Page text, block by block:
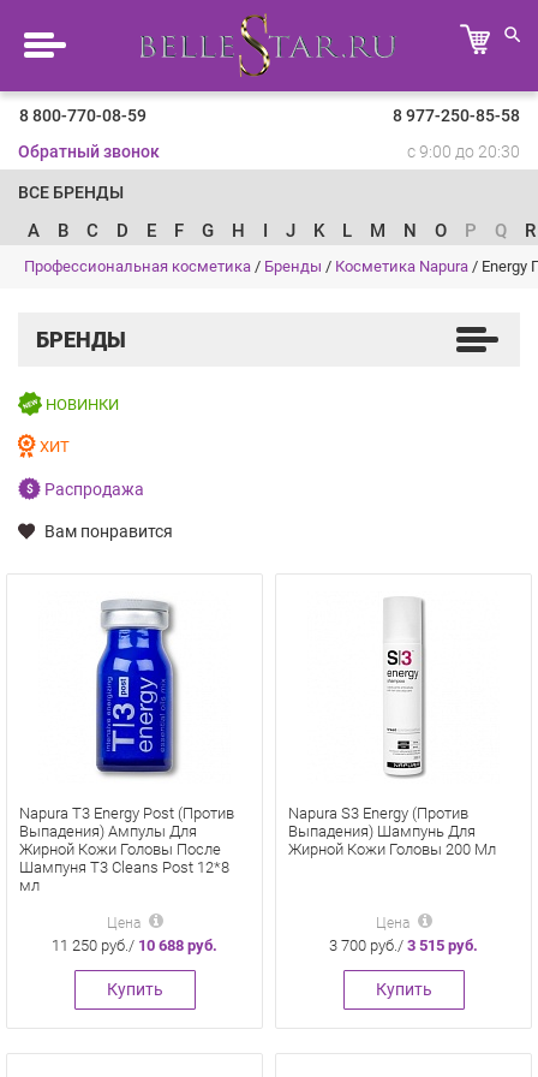
8 800-770-08-59
8 977-250-85-58
Обратный звонок
с 9:00 до 20:30
ВСЕ БРЕНДЫ
A B C D E F G H I J K L M N O P Q R
Профессиональная косметика / Бренды / Косметика Napura / Energy
БРЕНДЫ
НОВИНКИ
ХИТ
Распродажа
Вам понравится
Napura T3 Energy Post (Против
Выпадения) Ампулы Для
Жирной Кожи Головы После
Шампуня T3 Cleans Post 12*8
мл
Цена
11 250 руб./ 10 688 руб.
Купить
Napura S3 Energy (Против
Выпадения) Шампунь Для
Жирной Кожи Головы 200 Мл
Цена
3 700 руб./ 3 515 руб.
Купить